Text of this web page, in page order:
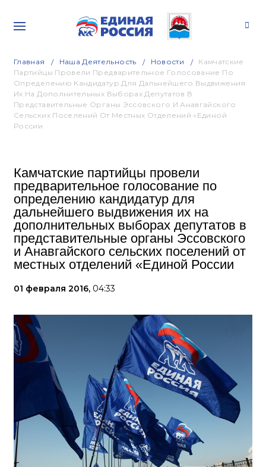
Главная Наша Деятельность Новости
Камчатские
Партийцы Провели Предварительное Голосование По
Определению Кандидатур Для Дальнейшего Выдвижения
Их На Дополнительных Выборах Депутатов В
Представительные Органы Эссовского И Анавгайского
Сельских Поселений От Местных Отделений «Единой
России
Камчатские партийцы провели
предварительное голосование по
определению кандидатур для
дальнейшего выдвижения их на
дополнительных выборах депутатов в
представительные органы Эссовского
и Анавгайского сельских поселений от
местных отделений «Единой России
01 февраля 2016, 04:33